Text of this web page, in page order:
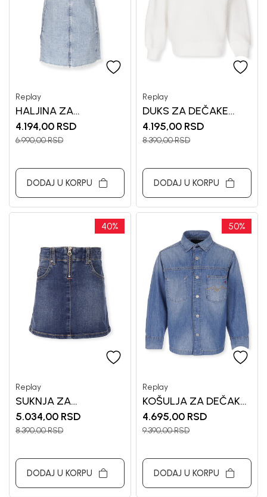
Replay
HALJINA ZA
DEVOJČICE REPLAY
4.194,00 RSD
6.990,00RSD
DODAJ U KORPU
Replay
DUKS ZA DEČAKE
REPLAY
4.195,00 RSD
8.390,00RSD
DODAJ U KORPU
40%
Replay
SUKNJA ZA
DEVOJČICE REPLAY
5.034,00 RSD
8.390,00RSD
DODAJ U KORPU
50%
Replay
KOŠULJA ZA DEČAKE
REPLAY
4.695,00 RSD
9.390,00RSD
DODAJ U KORPU